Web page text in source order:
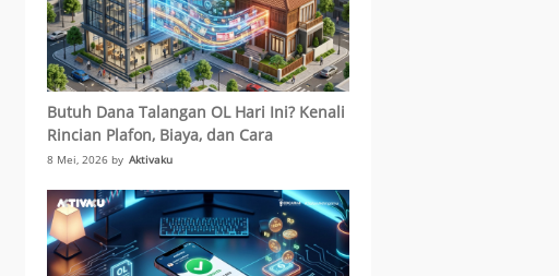
Butuh Dana Talangan OL Hari Ini? Kenali
Rincian Plafon, Biaya, dan Cara
Mudahnya di Sini!Solusi Dana Talangan
Jual Aset
8 Mei, 2026 by Aktivaku